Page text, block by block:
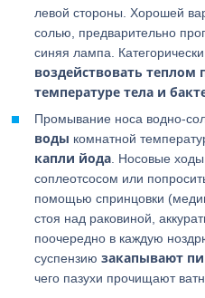
левой стороны. Хорошей
солью, предварительно
синяя лампа.
воздействовать
температуре тела и
Промывание носа водно-
воды комнатной
капли йода . Носовые
соплеотсосом или
помощью спринцовки
стоя над раковиной,
поочередно в каждую
суспензиюзакапывают
чего пазухи прочищают